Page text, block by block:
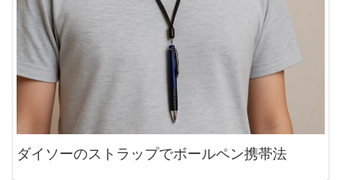
ダイソーのストラップでボールペン携帯法